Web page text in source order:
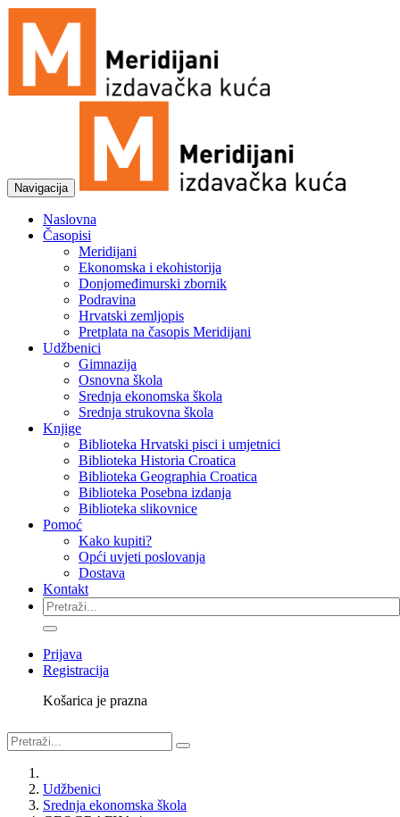
Navigacija
Naslovna
Časopisi
Meridijani
Ekonomska i ekohistorija
Donjomeđimurski zbornik
Podravina
Hrvatski zemljopis
Pretplata na časopis Meridijani
Udžbenici
Gimnazija
Osnovna škola
Srednja ekonomska škola
Srednja strukovna škola
Knjige
Biblioteka Hrvatski pisci i umjetnici
Biblioteka Historia Croatica
Biblioteka Geographia Croatica
Biblioteka Posebna izdanja
Biblioteka slikovnice
Pomoć
Kako kupiti?
Opći uvjeti poslovanja
Dostava
Kontakt
Prijava
Registracija
Košarica je prazna
Udžbenici
Srednja ekonomska škola